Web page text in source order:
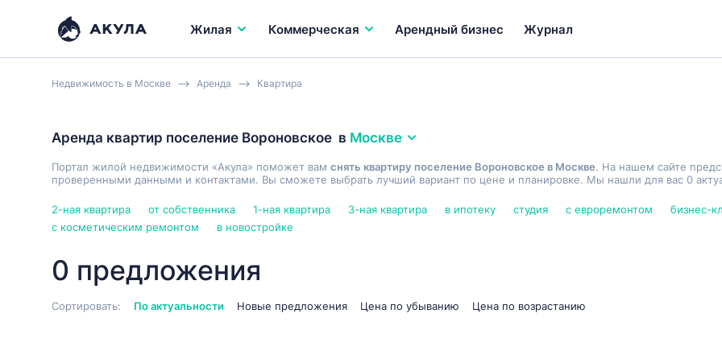
Жилая Коммерческая Арендный бизнес Журнал
Недвижимость в Москве Аренда Квартира
Аренда квартир поселение Вороновское в Москве
Портал жилой недвижимости «Акула» поможет вам снять квартиру поселение Вороновское в Москве. На нашем сайте
проверенными данными и контактами. Вы сможете выбрать лучший вариант по цене и планировке. Мы нашли для вас 0
2-ная квартира от собственника 1-ная квартира 3-ная квартира в ипотеку студия с евроремонтом
бизнес-
с косметическим ремонтом
в новостройке
0 предложения
Сортировать: По актуальности Новые предложения Цена по убыванию Цена по возрастанию